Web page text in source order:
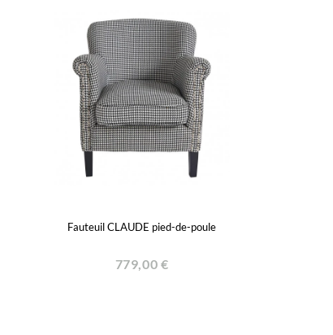
Fauteuil CLAUDE pied-de-poule
779,00 €